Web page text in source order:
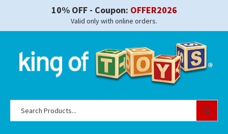
10% OFF - Coupon: OFFER2026
Valid only with online orders.